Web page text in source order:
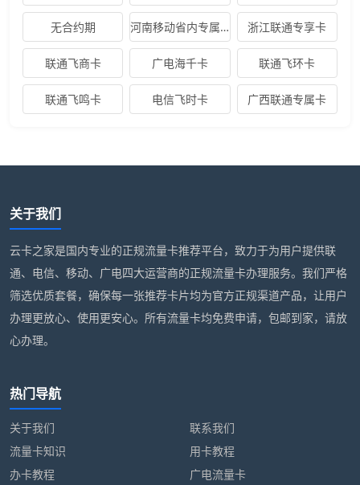
无合约期 河南移动省内专属卡 浙江联通专享卡
联通飞商卡 广电海千卡 联通飞环卡
联通飞鸣卡 电信飞时卡 广西联通专属卡
关于我们
云卡之家是国内专业的正规流量卡推荐平台，致力于为用户提供联
通、电信、移动、广电四大运营商的正规流量卡办理服务。我们严格
筛选优质套餐，确保每一张推荐卡片均为官方正规渠道产品，让用户
办理更放心、使用更安心。所有流量卡均免费申请，包邮到家，请放
心办理。
热门导航
关于我们
联系我们
流量卡知识
用卡教程
办卡教程
广电流量卡